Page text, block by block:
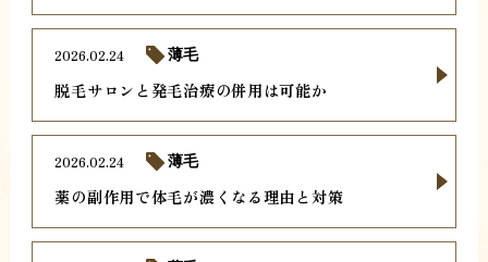
脱毛サロンと発毛治療の併用は可能か
2026.02.24 薄毛
薬の副作用で体毛が濃くなる理由と対策
2026.02.24 薄毛